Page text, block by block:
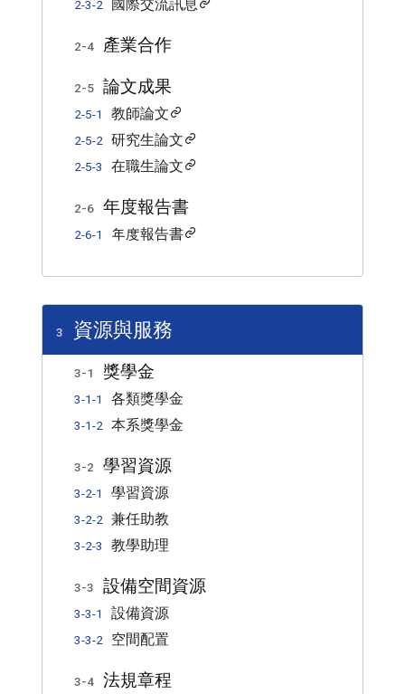
2-3-2 國際交流訊息
2-4 產業合作
2-5 論文成果
2-5-1 教師論文
2-5-2 研究生論文
2-5-3 在職生論文
2-6 年度報告書
2-6-1 年度報告書
3 資源與服務
3-1 獎學金
3-1-1 各類獎學金
3-1-2 本系獎學金
3-2 學習資源
3-2-1 學習資源
3-2-2 兼任助教
3-2-3 教學助理
3-3 設備空間資源
3-3-1 設備資源
3-3-2 空間配置
3-4 法規章程